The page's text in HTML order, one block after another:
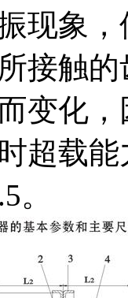
现象
接触
变化
超载
。